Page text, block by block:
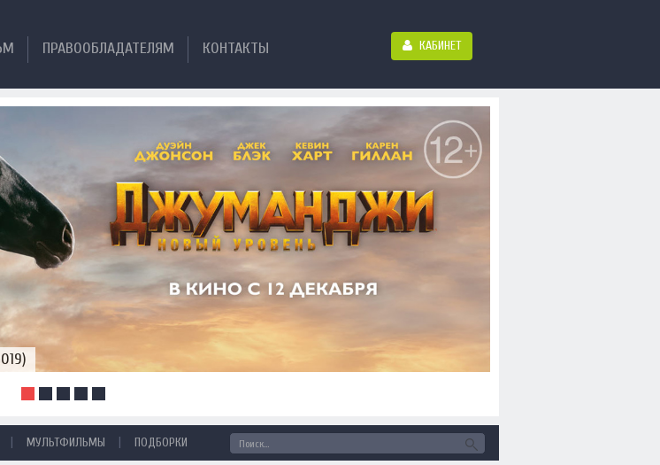
ПРАВООБЛАДАТЕЛЯМ КОНТАКТЫ КАБИНЕТ
| МУЛЬТФИЛЬМЫ | ПОДБОРКИ